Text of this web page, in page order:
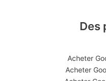
Des
Acheter
Acheter